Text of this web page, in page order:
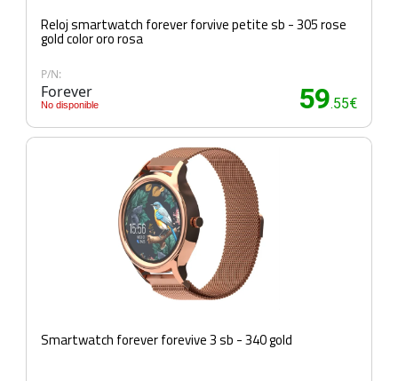
Reloj smartwatch forever forvive petite sb - 305 rose
gold color oro rosa
P/N:
Forever
No disponible 59.55€
Smartwatch forever forevive 3 sb - 340 gold